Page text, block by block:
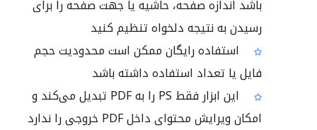
باشد اندازه صفحه، حاشیه یا جهت صفحه را برای
رسیدن به نتیجه دلخواه تنظیم کنید
استفاده رایگان ممکن است محدودیت حجم
فایل یا تعداد استفاده داشته باشد
این ابزار فقط PS را به PDF تبدیل می‌کند و
امکان ویرایش محتوای داخل PDF خروجی را ندارد